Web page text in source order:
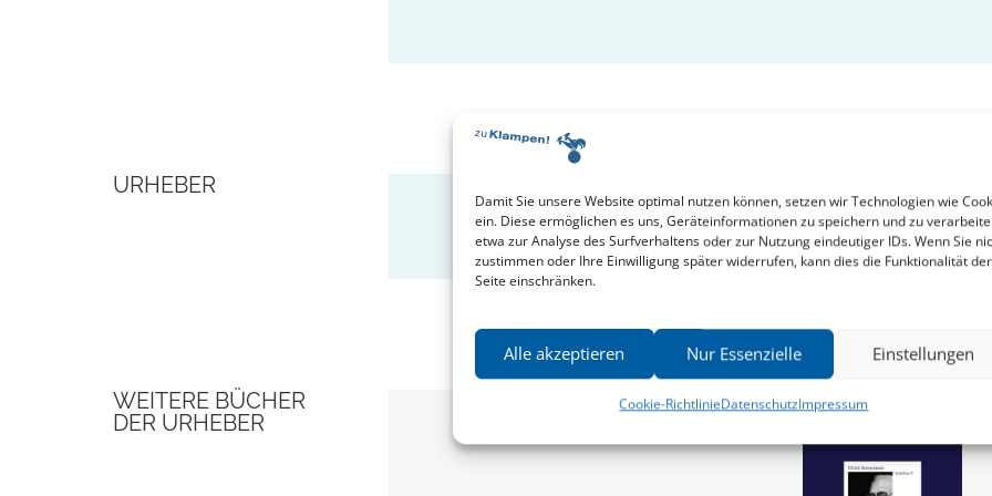
Damit Sie unsere Website optimal nutzen können, setzen wir Technologien wie
ein. Diese ermöglichen es uns, Geräteinformationen zu speichern und zu
etwa zur Analyse des Surfverhaltens oder zur Nutzung eindeutiger IDs. Wenn Sie
zustimmen oder Ihre Einwilligung später widerrufen, kann dies die Funktionalität der
Seite einschränken.
Alle akzeptieren Nur Essenzielle Einstellungen
Cookie-RichtlinieDatenschutzImpressum
URHEBER
Ulrich Sonnemann
WEITERE BÜCHER
DER URHEBER